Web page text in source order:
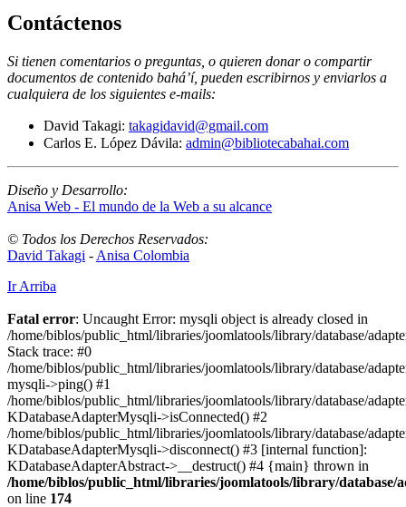
Contáctenos
Si tienen comentarios o preguntas, o quieren donar o compartir
documentos de contenido bahá’í, pueden escribirnos y enviarlos a
cualquiera de los siguientes e-mails:
David Takagi: takagidavid@gmail.com
Carlos E. López Dávila: admin@bibliotecabahai.com
Diseño y Desarrollo:
Anisa Web - El mundo de la Web a su alcance
© Todos los Derechos Reservados:
David Takagi - Anisa Colombia
Ir Arriba
Fatal error: Uncaught Error: mysqli object is already closed in
/home/biblos/public_html/libraries/joomlatools/library/database/
Stack trace: #0
/home/biblos/public_html/libraries/joomlatools/library/database/
mysqli->ping() #1
/home/biblos/public_html/libraries/joomlatools/library/database/
KDatabaseAdapterMysqli->isConnected() #2
/home/biblos/public_html/libraries/joomlatools/library/database/
KDatabaseAdapterMysqli->disconnect() #3 [internal function]:
KDatabaseAdapterAbstract->__destruct() #4 {main} thrown in
/home/biblos/public_html/libraries/joomlatools/library/database/
on line 174